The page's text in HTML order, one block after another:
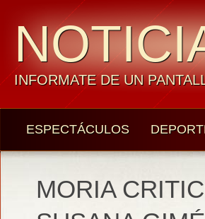
INFORMATE DE UN
ESPECTÁCULOS
MORIA